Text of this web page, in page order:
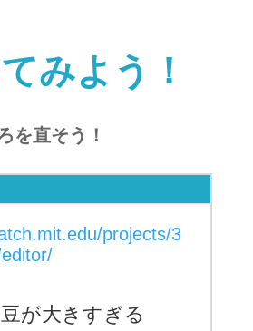
みよう！
を直そう！
projects/3
が大きすぎる